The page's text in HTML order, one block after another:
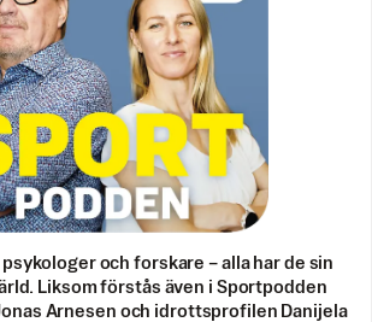
och forskare – alla har de sin
Liksom förstås även i Sportpodden
Arnesen och idrottsprofilen Danijela